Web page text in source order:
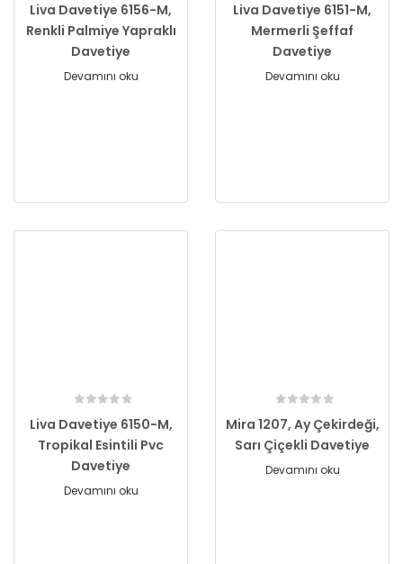
Liva Davetiye 6156-M,
Renkli Palmiye Yapraklı
Davetiye
Devamını oku
Liva Davetiye 6151-M,
Mermerli Şeffaf
Davetiye
Devamını oku
Liva Davetiye 6150-M,
Tropikal Esintili Pvc
Davetiye
Devamını oku
Mira 1207, Ay Çekirdeği,
Sarı Çiçekli Davetiye
Devamını oku